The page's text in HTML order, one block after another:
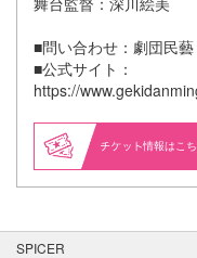
■問い合わせ：劇団民
■公式サイト：
https://
情報はこ
SPICER